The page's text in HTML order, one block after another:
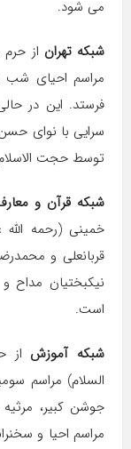
می شود.
شبکه تهران از
مراسم احیای
فرستد. این در
سرایی با نوای
توسط حجت
شبکه قرآن و
خمینی (رحمه
قربانعلی و
نیکبختیان مداح
است.
شبکه آموزش از
السلام) مراسم
جوشن کبیر،
مراسم احیا و